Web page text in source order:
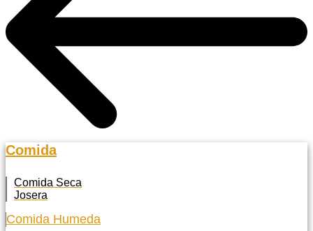
Comida
Comida Seca
Josera
Comida Humeda